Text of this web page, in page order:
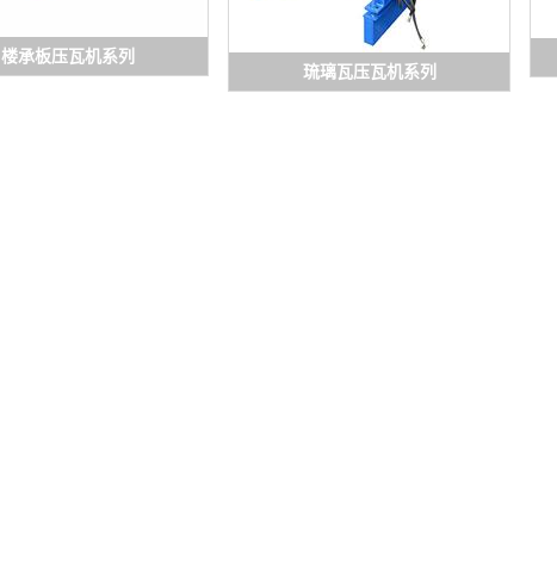
楼承板压瓦机系列
琉璃瓦压瓦机系列